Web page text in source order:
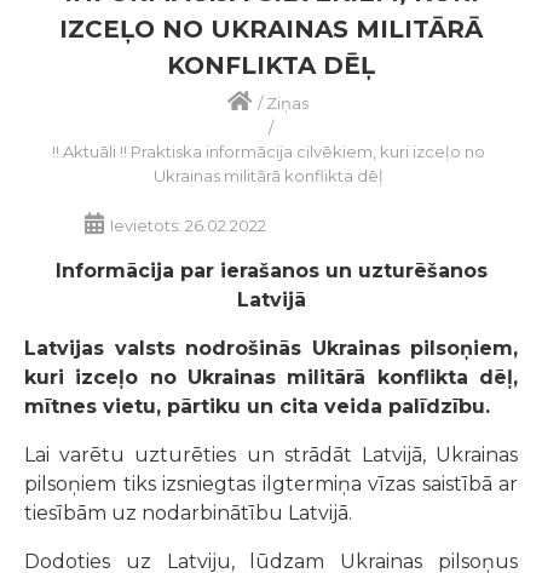
IZCEĻO NO UKRAINAS MILITĀRĀ
KONFLIKTA DĒĻ
/Ziņas
/
!! Aktuāli !! Praktiska informācija cilvēkiem, kuri izceļo no
Ukrainas militārā konflikta dēļ
Ievietots: 26.02.2022
Informācija par ierašanos un uzturēšanos
Latvijā
Latvijas valsts nodrošinās Ukrainas pilsoņiem,
kuri izceļo no Ukrainas militārā konflikta dēļ,
mītnes vietu, pārtiku un cita veida palīdzību.
Lai varētu uzturēties un strādāt Latvijā, Ukrainas
pilsoņiem tiks izsniegtas ilgtermiņa vīzas saistībā ar
tiesībām uz nodarbinātību Latvijā.
Dodoties uz Latviju, lūdzam Ukrainas pilsoņus